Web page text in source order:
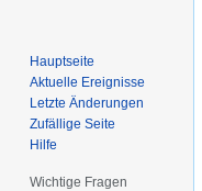
Hauptseite
Aktuelle Ereignisse
Letzte Änderungen
Zufällige Seite
Hilfe
Wichtige Fragen